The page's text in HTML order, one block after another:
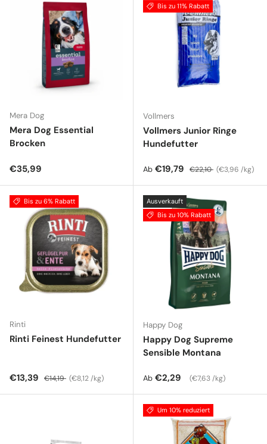
Mera Dog
Mera Dog Essential
Brocken
Normaler Preis
€35,99
Bis zu 11% Rabatt
Vollmers
Vollmers Junior Ringe
Hundefutter
Verkaufspreis
Ab €19,79 Normaler Preis
€22,10 Grundpreis
€3,96 /kg
Bis zu 6% Rabatt
Rinti
Rinti Feinest Hundefutter
Verkaufspreis
€13,39 Normaler Preis
€14,19 Grundpreis
€8,12 /kg
Ausverkauft
Bis zu 10% Rabatt
Happy Dog
Happy Dog Supreme
Sensible Montana
Normaler Preis
Ab €2,29 Grundpreis
€7,63 /kg
Um 10% reduziert